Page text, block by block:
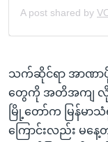
သက်ဆိုင်ရာ အာဏာပို
တွေကို အတိအကျ လိုက်
မြို့တော်က မြန်မ
ကြောင်းလည်း မန